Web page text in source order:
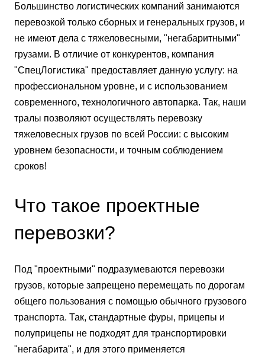
Большинство логистических компаний занимаются
перевозкой только сборных и генеральных грузов, и
не имеют дела с тяжеловесными, "негабаритными"
грузами. В отличие от конкурентов, компания
"СпецЛогистика" предоставляет данную услугу: на
профессиональном уровне, и с использованием
современного, технологичного автопарка. Так, наши
тралы позволяют осуществлять перевозку
тяжеловесных грузов по всей России: с высоким
уровнем безопасности, и точным соблюдением
сроков!
Что такое проектные
перевозки?
Под "проектными" подразумеваются перевозки
грузов, которые запрещено перемещать по дорогам
общего пользования с помощью обычного грузового
транспорта. Так, стандартные фуры, прицепы и
полуприцепы не подходят для транспортировки
"негабарита", и для этого применяется